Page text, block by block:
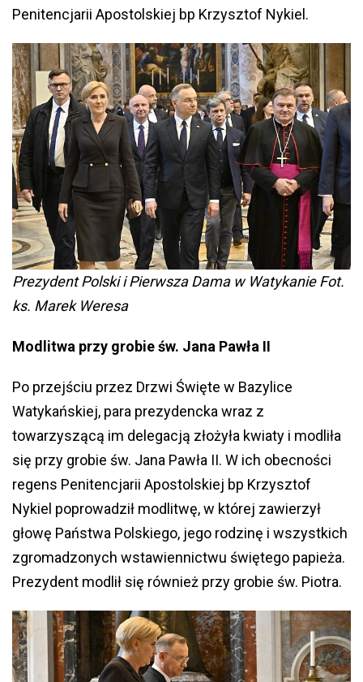
Penitencjarii Apostolskiej bp Krzysztof Nykiel.
Prezydent Polski i Pierwsza Dama w Watykanie Fot.
ks. Marek Weresa
Modlitwa przy grobie św. Jana Pawła II
Po przejściu przez Drzwi Święte w Bazylice
Watykańskiej, para prezydencka wraz z
towarzyszącą im delegacją złożyła kwiaty i modliła
się przy grobie św. Jana Pawła II. W ich obecności
regens Penitencjarii Apostolskiej bp Krzysztof
Nykiel poprowadził modlitwę, w której zawierzył
głowę Państwa Polskiego, jego rodzinę i wszystkich
zgromadzonych wstawiennictwu świętego papieża.
Prezydent modlił się również przy grobie św. Piotra.